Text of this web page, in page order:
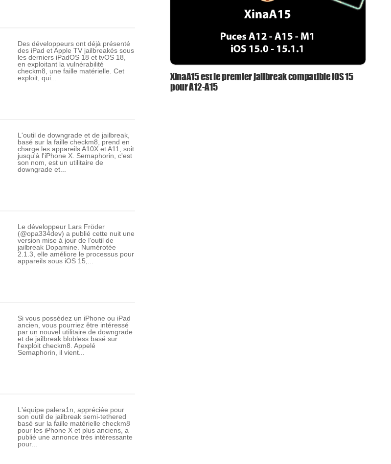
Des développeurs ont déjà présenté
des iPad et Apple TV jailbreakés sous
les derniers iPadOS 18 et tvOS 18,
en exploitant la vulnérabilité
checkm8, une faille matérielle. Cet
exploit, qui...
L'outil de downgrade et de jailbreak,
basé sur la faille checkm8, prend en
charge les appareils A10X et A11, soit
jusqu'à l'iPhone X. Semaphorin, c'est
son nom, est un utilitaire de
downgrade et...
Le développeur Lars Fröder
(@opa334dev) a publié cette nuit une
version mise à jour de l'outil de
jailbreak Dopamine. Numérotée
2.1.3, elle améliore le processus pour
appareils sous iOS 15,...
Si vous possédez un iPhone ou iPad
ancien, vous pourriez être intéressé
par un nouvel utilitaire de downgrade
et de jailbreak blobless basé sur
l'exploit checkm8. Appelé
Semaphorin, il vient...
L'équipe palera1n, appréciée pour
son outil de jailbreak semi-tethered
basé sur la faille matérielle checkm8
pour les iPhone X et plus anciens, a
publié une annonce très intéressante
pour...
XinaA15 est le premier jailbreak compatible iOS 15
pour A12-A15